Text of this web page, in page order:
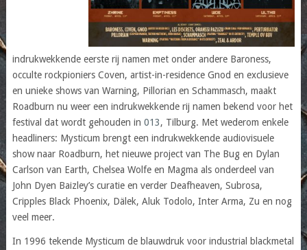
indrukwekkende eerste rij namen met onder andere Baroness,
occulte rockpioniers Coven, artist-in-residence Gnod en exclusieve
en unieke shows van Warning, Pillorian en Schammasch, maakt
Roadburn nu weer een indrukwekkende rij namen bekend voor het
festival dat wordt gehouden in 013, Tilburg. Met wederom enkele
headliners: Mysticum brengt een indrukwekkende audiovisuele
show naar Roadburn, het nieuwe project van The Bug en Dylan
Carlson van Earth, Chelsea Wolfe en Magma als onderdeel van
John Dyen Baizley’s curatie en verder Deafheaven, Subrosa,
Cripples Black Phoenix, Dälek, Aluk Todolo, Inter Arma, Zu en nog
veel meer.
In 1996 tekende Mysticum de blauwdruk voor industrial blackmetal